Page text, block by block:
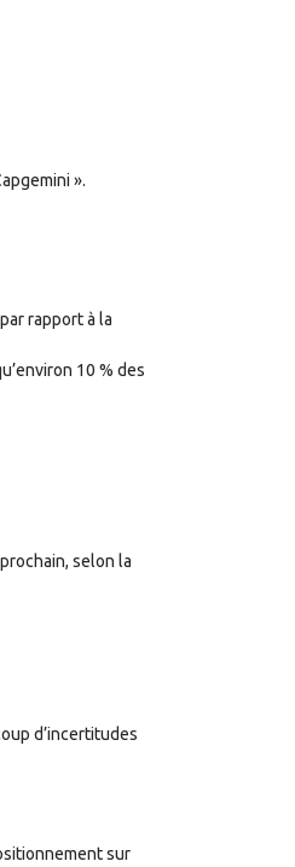
».
rapport à la
10 % des
selon la
d’incertitudes
sur